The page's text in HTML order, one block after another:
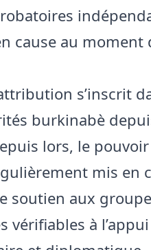
cause au
s’inscrit
burkinabè
lors, le
mis en
soutien aux
vérifiables à